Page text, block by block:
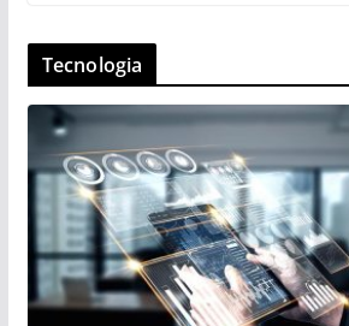
Tecnologia